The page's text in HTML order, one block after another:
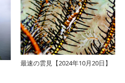
最速の雲見【2024年10月20日】